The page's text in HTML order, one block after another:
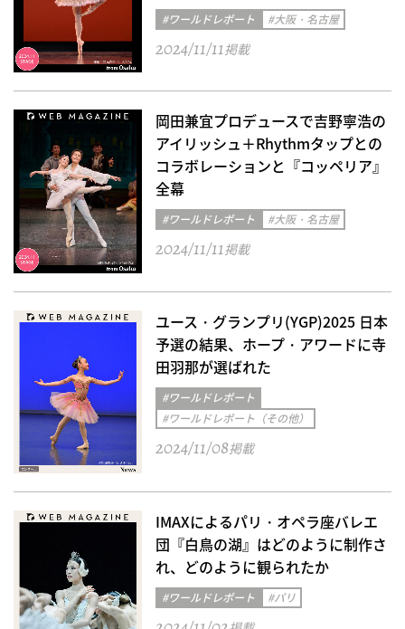
#ワールドレポート #大阪・名古屋
2024/11/11掲載
岡田兼宜プロデュースで吉野寧浩の
アイリッシュ＋Rhythmタップとの
コラボレーションと『コッペリア』
全幕
#ワールドレポート #大阪・名古屋
2024/11/11掲載
ユース・グランプリ(YGP)2025 日本
予選の結果、ホープ・アワードに寺
田羽那が選ばれた
#ワールドレポート
#ワールドレポート（その他）
2024/11/08掲載
IMAXによるパリ・オペラ座バレエ
団『白鳥の湖』はどのように制作さ
れ、どのように観られたか
#ワールドレポート #パリ